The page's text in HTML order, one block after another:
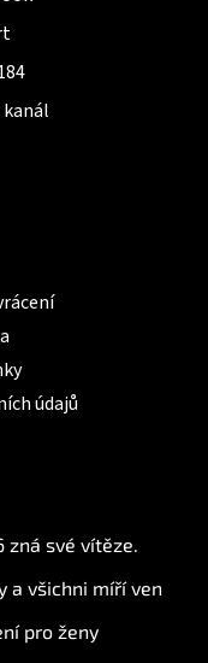
kanál
údajů
své vítěze.
a všichni míří ven
pro ženy